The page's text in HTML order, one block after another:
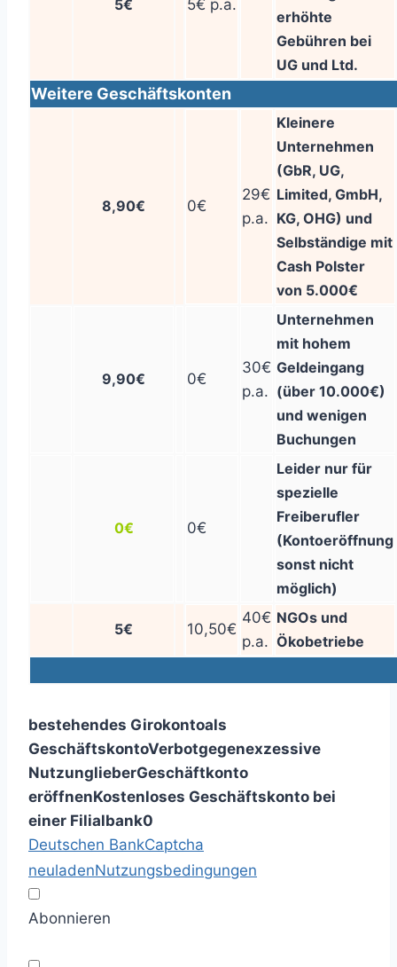
5€ 5€ p.a.
erhöhte
Gebühren bei
UG und Ltd.
Weitere Geschäftskonten
8,90€ 0€
29€
p.a.
Kleinere
Unternehmen
(GbR, UG,
Limited, GmbH,
KG, OHG) und
Selbständige mit
Cash Polster
von 5.000€
9,90€ 0€
30€
p.a.
Unternehmen
mit hohem
Geldeingang
(über 10.000€)
und wenigen
Buchungen
0€ 0€
Leider nur für
spezielle
Freiberufler
(Kontoeröffnung
sonst nicht
möglich)
5€ 10,50€
40€
p.a.
NGOs und
Ökobetriebe
bestehendes Girokontoals
GeschäftskontoVerbotgegenexzessive
NutzunglieberGeschäftkonto
eröffnenKostenloses Geschäftskonto bei
einer Filialbank0
Deutschen BankCaptcha
neuladenNutzungsbedingungen
Abonnieren